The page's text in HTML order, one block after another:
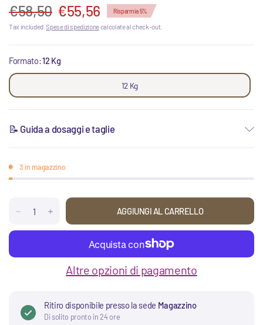
€58,50 €55,56 Risparmia 5%
Tax included.Spese di spedizionecalcolate al check-out.
Formato:12 Kg
12 Kg
📝 Guida a dosaggi e taglie
3 in magazzino
AGGIUNGI AL CARRELLO
Altre opzioni di pagamento
Ritiro disponibile presso la sede Magazzino
Di solito pronto in 24 ore